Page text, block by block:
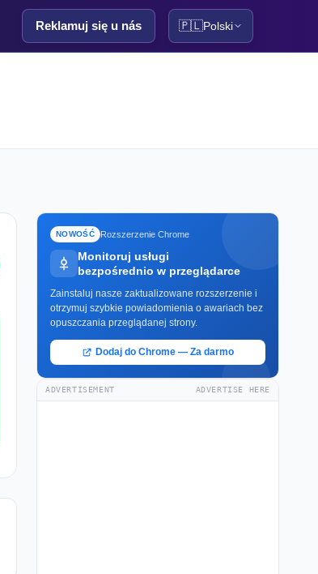
Reklamuj się u nás 🇵🇱Polski
NOWOŚĆ Rozszerzenie Chrome
Monitoruj usługi
bezpośrednio w przeglądarce
Zainstaluj nasze zaktualizowane rozszerzenie i
otrzymuj szybkie powiadomienia o awariach bez
opuszczania przeglądanej strony.
Dodaj do Chrome — Za darmo
ADVERTISEMENT ADVERTISE HERE